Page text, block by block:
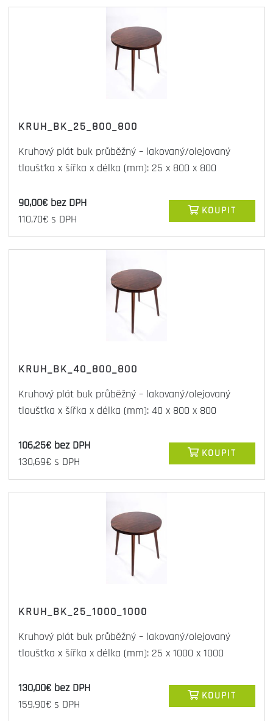
KRUH_BK_25_800_800
Kruhový plát buk průběžný – lakovaný/olejovaný
tloušťka x šířka x délka (mm): 25 x 800 x 800
90,00€ bez DPH
110,70€ s DPH
KOUPIT
KRUH_BK_40_800_800
Kruhový plát buk průběžný – lakovaný/olejovaný
tloušťka x šířka x délka (mm): 40 x 800 x 800
106,25€ bez DPH
130,69€ s DPH
KOUPIT
KRUH_BK_25_1000_1000
Kruhový plát buk průběžný – lakovaný/olejovaný
tloušťka x šířka x délka (mm): 25 x 1000 x 1000
130,00€ bez DPH
159,90€ s DPH
KOUPIT